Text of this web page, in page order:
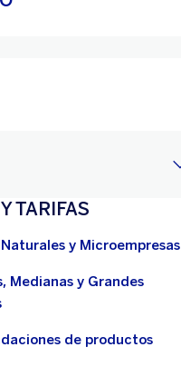
TARIFAS
Naturales y Microempresas
Medianas y Grandes
de productos